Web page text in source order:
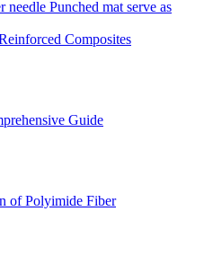
Composites
Guide
of Polyimide Fiber